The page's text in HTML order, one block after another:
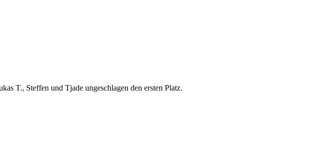
T., Steffen und Tjade ungeschlagen den ersten Platz.